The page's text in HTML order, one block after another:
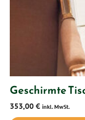
Geschirmte
353,00 € inkl. MwSt.